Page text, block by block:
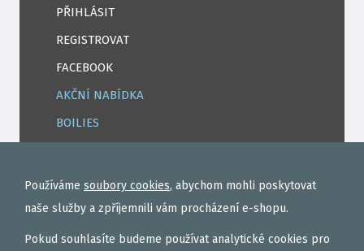
PŘIHLÁSIT
REGISTROVAT
FACEBOOK
AKČNÍ NABÍDKA
BOILIES
TEKUTÉ
OBALOVAČKY
VAŘENÝ PARTIKL
Používáme soubory cookies, abychom mohli poskytovat
naše služby a zpříjemnili vám procházení e-shopu.
Pokud souhlasíte budeme používat analytické cookies pro